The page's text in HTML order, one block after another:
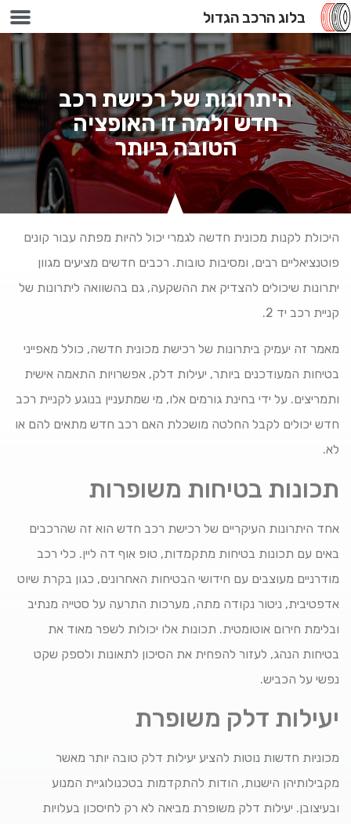
בלוג הרכב הגדול
היתרונות של רכישת רכב
חדש ולמה זו האופציה
הטובה ביותר
היכולת לקנות מכונית חדשה לגמרי יכול להיות מפתה עבור קונים
פוטנציאליים רבים, ומסיבות טובות. רכבים חדשים מציעים מגוון
יתרונות שיכולים להצדיק את ההשקעה, גם בהשוואה ליתרונות של
קניית רכב יד 2.
מאמר זה יעמיק ביתרונות של רכישת מכונית חדשה, כולל מאפייני
בטיחות המעודכנים ביותר, יעילות דלק, אפשרויות התאמה אישית
ותמריצים. על ידי בחינת גורמים אלו, מי שמתעניין בנוגע לקניית רכב
חדש יכולים לקבל החלטה מושכלת האם רכב חדש מתאים להם או
לא.
תכונות בטיחות משופרות
אחד היתרונות העיקריים של רכישת רכב חדש הוא זה שהרכבים
באים עם תכונות בטיחות מתקמדות, טופ אוף דה ליין. כלי רכב
מודרניים מעוצבים עם חידושי הבטיחות האחרונים, כגון בקרת שיוט
אדפטיבית, ניטור נקודה מתה, מערכות התרעה על סטייה מנתיב
ובלימת חירום אוטומטית. תכונות אלו יכולות לשפר מאוד את
בטיחות הנהג, לעזור להפחית את הסיכון לתאונות ולספק שקט
נפשי על הכביש.
יעילות דלק משופרת
מכוניות חדשות נוטות להציע יעילות דלק טובה יותר מאשר
מקבילותיהן הישנות, הודות להתקדמות בטכנולוגיית המנוע
ובעיצובן. יעילות דלק משופרת מביאה לא רק לחיסכון בעלויות